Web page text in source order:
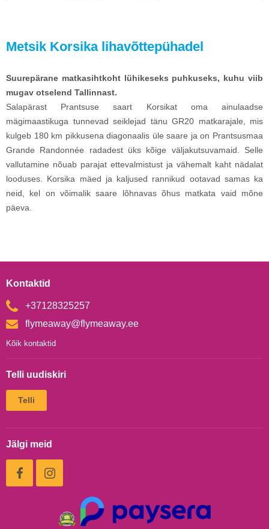
Metsik Korsika lihavõttepühadel
Suurepärane matkasihtkoht lühikeseks puhkuseks, kuhu viib
mugav otselend Tallinnast.
Salapärast Prantsuse saart Korsikat oma ainulaadse
mägimaastikuga tunnevad seiklejad tänu GR20 matkarajale, mis
kulgeb 180 km pikkusena diagonaalis üle saare ja on Prantsusmaa
Grande Randonnée radadest üks kõige väljakutsuvamaid. Selle
vallutamine nõuab parajat ettevalmistust ja vähemalt kaht nädalat
looduses. Korsika mäed ja kaljused rannikud ootavad samas ka
neid, kel on võimalik saare lõhnavas õhus matkata vaid mõne
päeva.
Kontaktid
+37128325257
flymeaway@flymeaway.ee
Kõik kontaktid
Telli uudiskiri
Jälgi meid